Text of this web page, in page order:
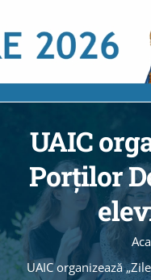
to
content
UAIC
Porţilor
UAIC organizează